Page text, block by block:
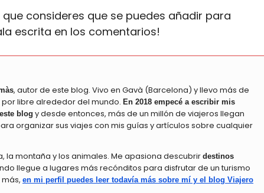
consideres que se puedes añadir para
escrita en los comentarios!
, autor de este blog. Vivo en Gavà (Barcelona) y llevo más de
libre alrededor del mundo. En 2018 empecé a escribir mis
blog y desde entonces, más de un millón de viajeros llegan
organizar sus viajes con mis guías y artículos sobre cualquier
la montaña y los animales. Me apasiona descubrir destinos
llegue a lugares más recónditos para disfrutar de un turismo
en mi perfil puedes leer todavía más sobre mí y el blog Viajero